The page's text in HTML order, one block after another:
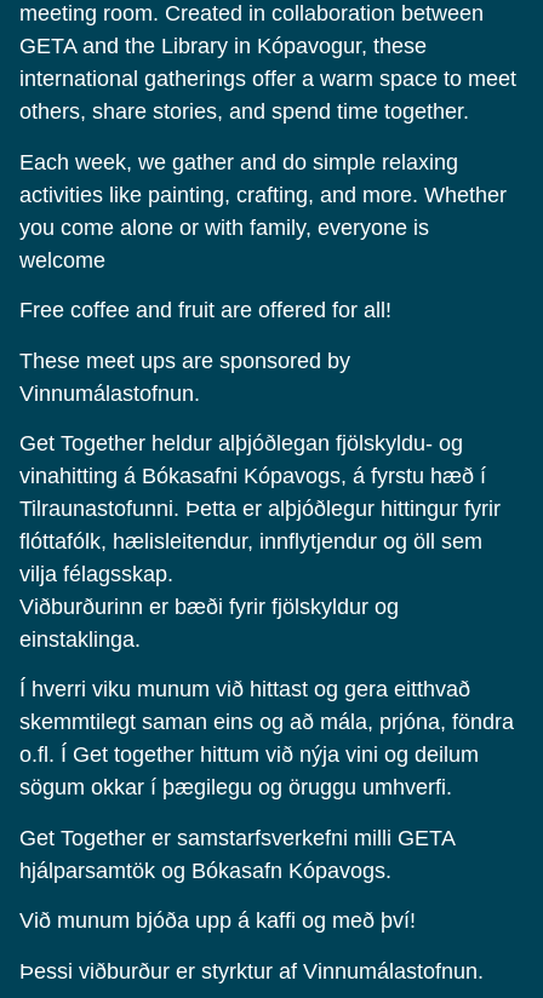
meeting room. Created in collaboration between
GETA and the Library in Kópavogur, these
international gatherings offer a warm space to meet
others, share stories, and spend time together.
Each week, we gather and do simple relaxing
activities like painting, crafting, and more. Whether
you come alone or with family, everyone is
welcome
Free coffee and fruit are offered for all!
These meet ups are sponsored by
Vinnumálastofnun.
Get Together heldur alþjóðlegan fjölskyldu- og
vinahitting á Bókasafni Kópavogs, á fyrstu hæð í
Tilraunastofunni. Þetta er alþjóðlegur hittingur fyrir
flóttafólk, hælisleitendur, innflytjendur og öll sem
vilja félagsskap.
Viðburðurinn er bæði fyrir fjölskyldur og
einstaklinga.
Í hverri viku munum við hittast og gera eitthvað
skemmtilegt saman eins og að mála, prjóna, föndra
o.fl. Í Get together hittum við nýja vini og deilum
sögum okkar í þægilegu og öruggu umhverfi.
Get Together er samstarfsverkefni milli GETA
hjálparsamtök og Bókasafn Kópavogs.
Við munum bjóða upp á kaffi og með því!
Þessi viðburður er styrktur af Vinnumálastofnun.